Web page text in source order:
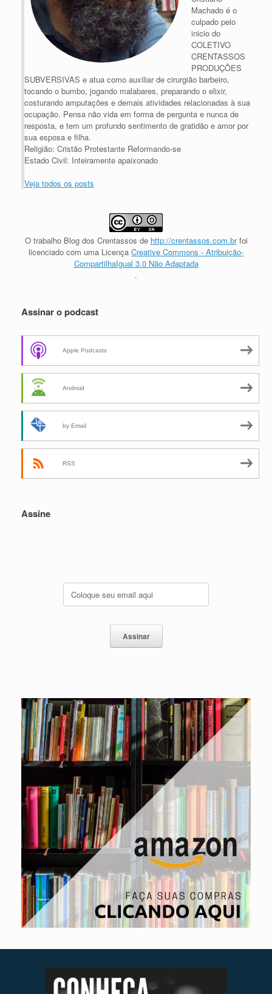
Machado é o
culpado pelo
inicio do
COLETIVO
CRENTASSOS
PRODUÇÕES
SUBVERSIVAS e atua como auxiliar de cirurgião barbeiro,
tocando o bumbo, jogando malabares, preparando o elixir,
costurando amputações e demais atividades relacionadas à sua
ocupação. Pensa não vida em forma de pergunta e nunca de
resposta, e tem um profundo sentimento de gratidão e amor por
sua esposa e filha.
Religião: Cristão Protestante Reformando-se
Estado Civil: Inteiramente apaixonado
Veja todos os posts
O trabalho Blog dos Crentassos de http://crentassos.com.brfoi
licenciado com uma Licença Creative Commons - Atribuição-
CompartilhaIgual 3.0 Não Adaptada
.
Assinar o podcast
Apple Podcasts
Android
by Email
RSS
Assine